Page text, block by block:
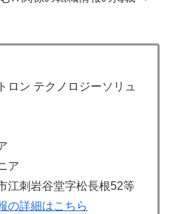
ロン テクノロジーソリュ
ア
江刺岩谷堂字松長根52等
の詳細はこちら